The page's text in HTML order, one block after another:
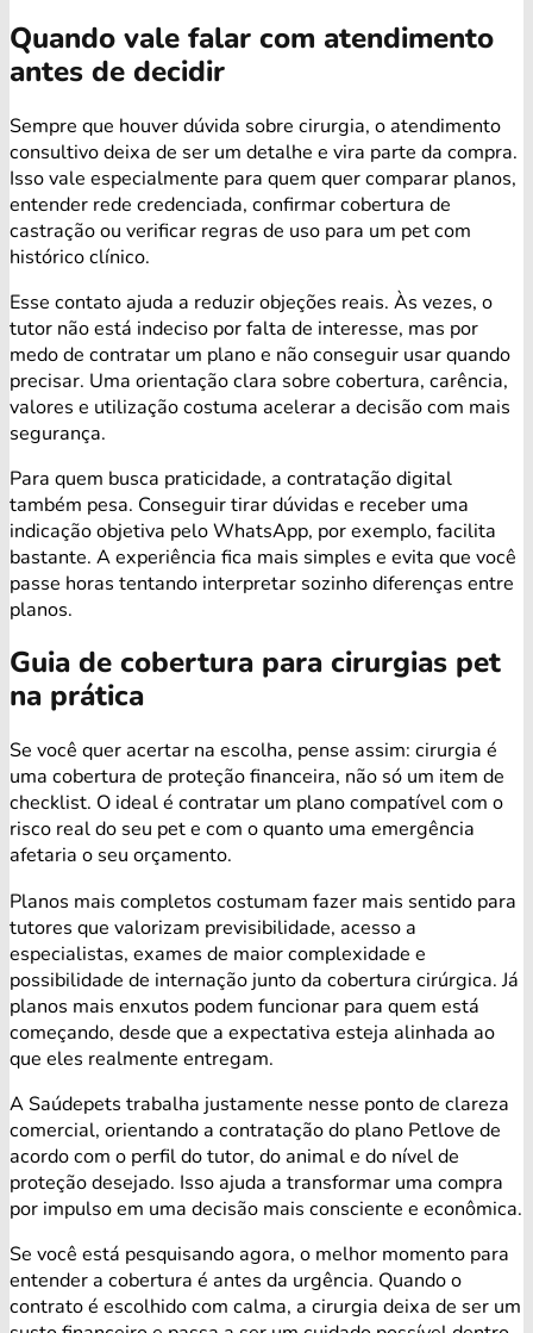
Quando vale falar com atendimento
antes de decidir
Sempre que houver dúvida sobre cirurgia, o atendimento
consultivo deixa de ser um detalhe e vira parte da compra.
Isso vale especialmente para quem quer comparar planos,
entender rede credenciada, confirmar cobertura de
castração ou verificar regras de uso para um pet com
histórico clínico.
Esse contato ajuda a reduzir objeções reais. Às vezes, o
tutor não está indeciso por falta de interesse, mas por
medo de contratar um plano e não conseguir usar quando
precisar. Uma orientação clara sobre cobertura, carência,
valores e utilização costuma acelerar a decisão com mais
segurança.
Para quem busca praticidade, a contratação digital
também pesa. Conseguir tirar dúvidas e receber uma
indicação objetiva pelo WhatsApp, por exemplo, facilita
bastante. A experiência fica mais simples e evita que você
passe horas tentando interpretar sozinho diferenças entre
planos.
Guia de cobertura para cirurgias pet
na prática
Se você quer acertar na escolha, pense assim: cirurgia é
uma cobertura de proteção financeira, não só um item de
checklist. O ideal é contratar um plano compatível com o
risco real do seu pet e com o quanto uma emergência
afetaria o seu orçamento.
Planos mais completos costumam fazer mais sentido para
tutores que valorizam previsibilidade, acesso a
especialistas, exames de maior complexidade e
possibilidade de internação junto da cobertura cirúrgica. Já
planos mais enxutos podem funcionar para quem está
começando, desde que a expectativa esteja alinhada ao
que eles realmente entregam.
A Saúdepets trabalha justamente nesse ponto de clareza
comercial, orientando a contratação do plano Petlove de
acordo com o perfil do tutor, do animal e do nível de
proteção desejado. Isso ajuda a transformar uma compra
por impulso em uma decisão mais consciente e econômica.
Se você está pesquisando agora, o melhor momento para
entender a cobertura é antes da urgência. Quando o
contrato é escolhido com calma, a cirurgia deixa de ser um